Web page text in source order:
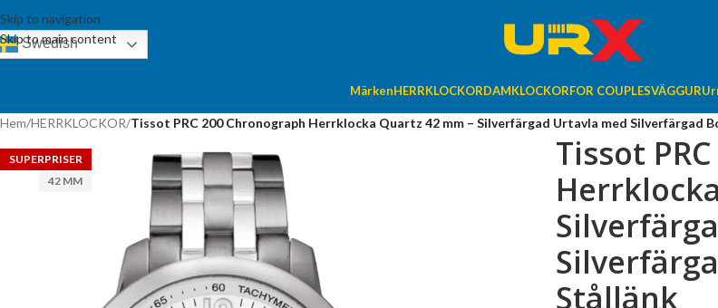
Skip to navigation
Skip to main content
Swedish
MärkenHERRKLOCKORDAMKLOCKORFOR COUPLESVÄGGUR
Hem/HERRKLOCKOR/Tissot PRC 200 Chronograph Herrklocka Quartz 42 mm – Silverfärgad Urtavla med Silverfärgad
SUPERPRISER
42 MM
Tissot
Stållänk